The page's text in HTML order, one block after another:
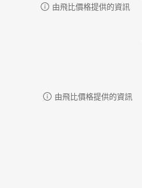
由飛比價格提供的資訊
由飛比價格提供的資訊